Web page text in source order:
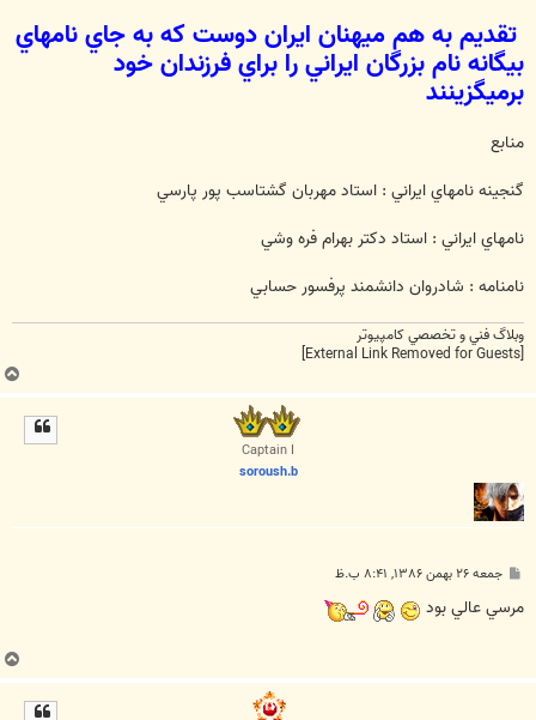
تقديم به هم ميهنان ايران دوست که به جاي نامهاي
بيگانه نام بزرگان ايراني را براي فرزندان خود
برميگزينند
منابع
گنجينه نامهاي ايراني : استاد مهربان گشتاسب پور پارسي
نامهاي ايراني : استاد دکتر بهرام فره وشي
نامنامه : شادروان دانشمند پرفسور حسابي
وبلاگ فني و تخصصي کامپيوتر
[External Link Removed for Guests]
Captain I
soroush.b
ت
جمعه ۲۶ بهمن ۱۳۸۶, ۸:۴۱ ب.ظ
مرسي عالي بود